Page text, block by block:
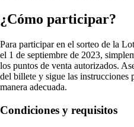
¿Cómo participar?
Para participar en el sorteo de la
el 1 de septiembre de 2023,
los puntos de venta autorizados.
del billete y sigue las instrucciones
manera adecuada.
Condiciones y requisitos